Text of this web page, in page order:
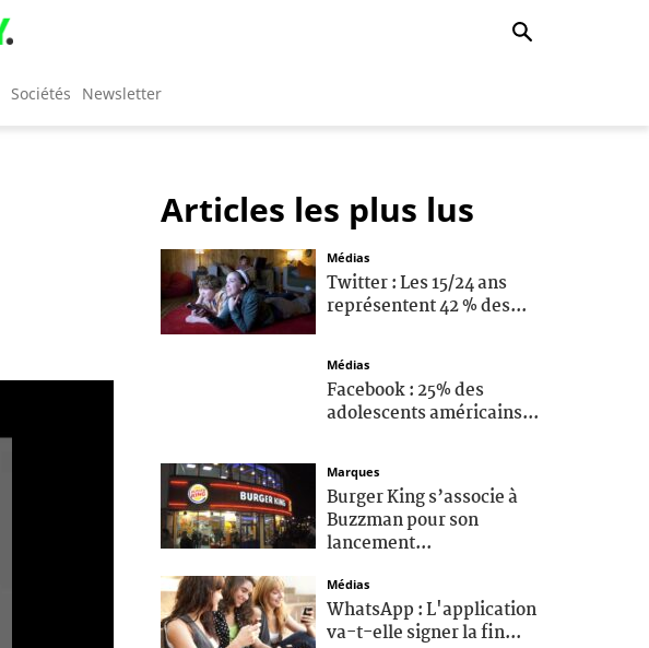
Sociétés Newsletter
Articles les plus lus
Médias
Twitter : Les 15/24 ans
représentent 42 % des...
Médias
Facebook : 25% des
adolescents américains...
Marques
Burger King s’associe à
Buzzman pour son
lancement...
Médias
WhatsApp : L'application
va-t-elle signer la fin...